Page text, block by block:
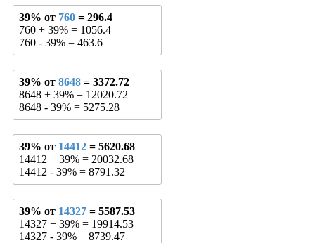
39% от 760 = 296.4
760 + 39% = 1056.4
760 - 39% = 463.6
39% от 8648 = 3372.72
8648 + 39% = 12020.72
8648 - 39% = 5275.28
39% от 14412 = 5620.68
14412 + 39% = 20032.68
14412 - 39% = 8791.32
39% от 14327 = 5587.53
14327 + 39% = 19914.53
14327 - 39% = 8739.47